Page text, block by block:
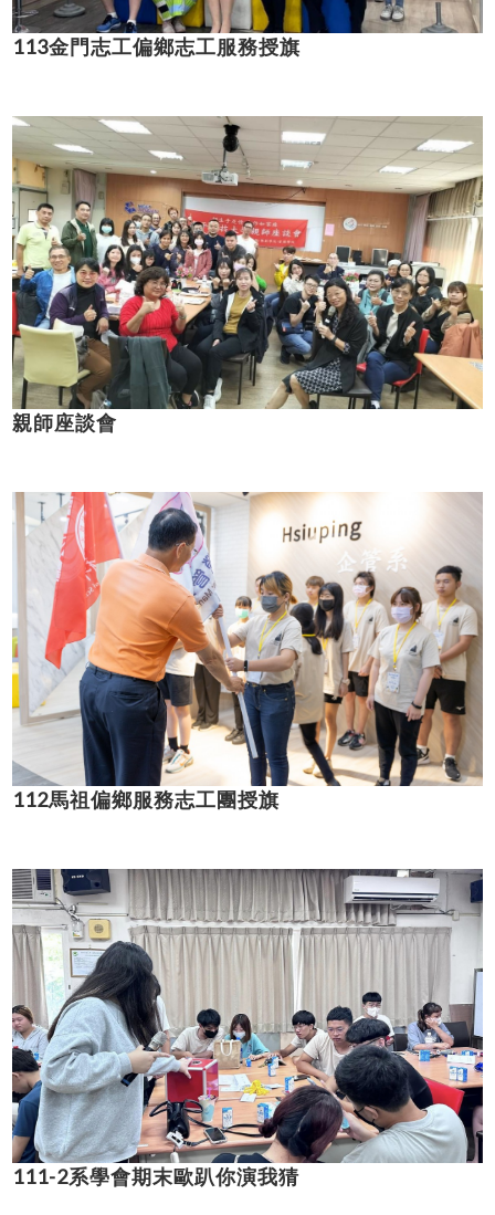
113金門志工偏鄉志工服務授旗
親師座談會
112馬祖偏鄉服務志工團授旗
111-2系學會期末歐趴你演我猜